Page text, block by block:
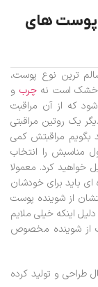
های
ترین نوع پوست،
خشک است نهچرب و
که از آن مراقبت
یک روتین مراقبتی
بگویم مراقبتش کمی
را انتخاب
خواهید کرد. معمولا
ای باید برای خودشان
از شوینده پوست
اینکه خیلی ملایم
از شوینده مخصوص
و تولید کرده